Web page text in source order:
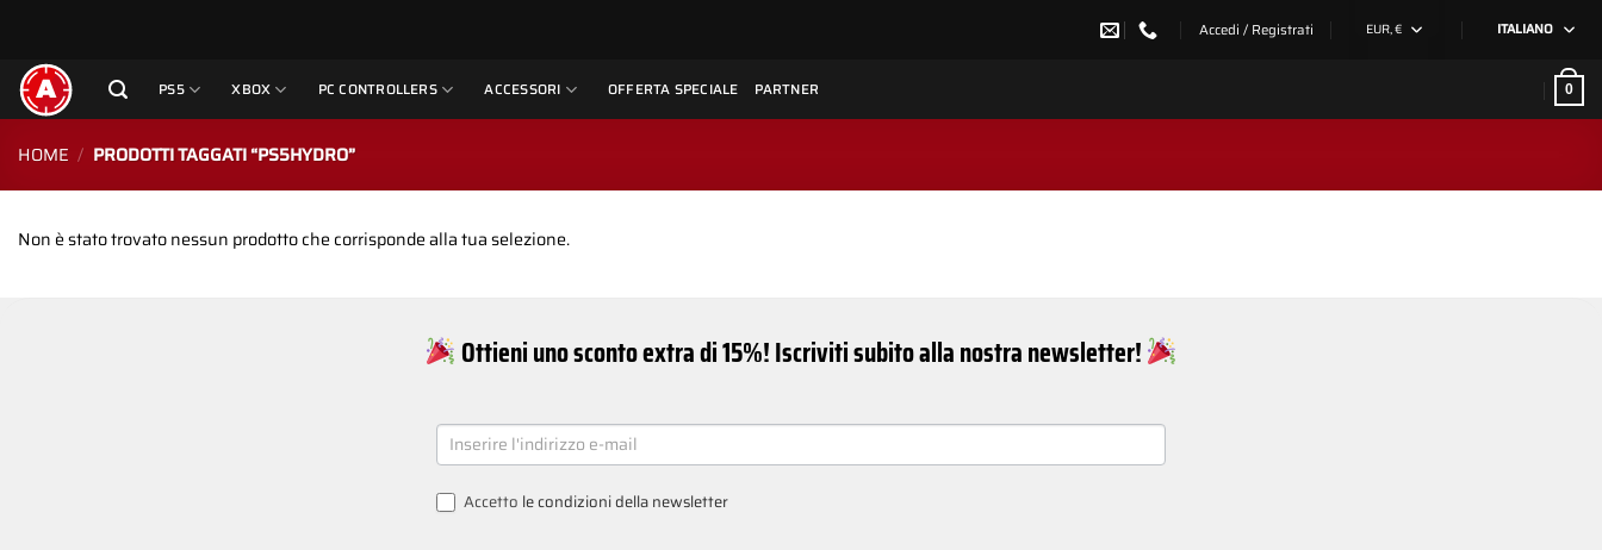
contenuti
Accedi / Registrati EUR, € ITALIANO
PS5 XBOX PC CONTROLLERS ACCESSORI OFFERTA SPECIALE PARTNER 0
HOME / PRODOTTI TAGGATI “PS5HYDRO”
Non è stato trovato nessun prodotto che corrisponde alla tua selezione.
Ottieni uno sconto extra di 15%! Iscriviti subito alla nostra newsletter!
NEWSLETTER
SIGNUP
Accetto le condizioni della newsletter